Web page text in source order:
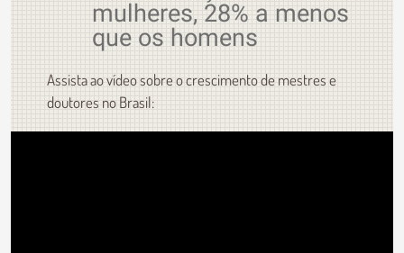
mulheres, 28% a menos
que os homens
Assista ao vídeo sobre o crescimento de mestres e
doutores no Brasil: